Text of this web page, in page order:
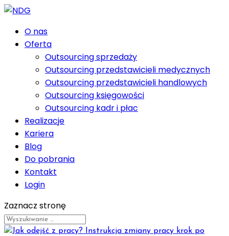
O nas
Oferta
Outsourcing sprzedaży
Outsourcing przedstawicieli medycznych
Outsourcing przedstawicieli handlowych
Outsourcing księgowości
Outsourcing kadr i płac
Realizacje
Kariera
Blog
Do pobrania
Kontakt
Login
Zaznacz stronę